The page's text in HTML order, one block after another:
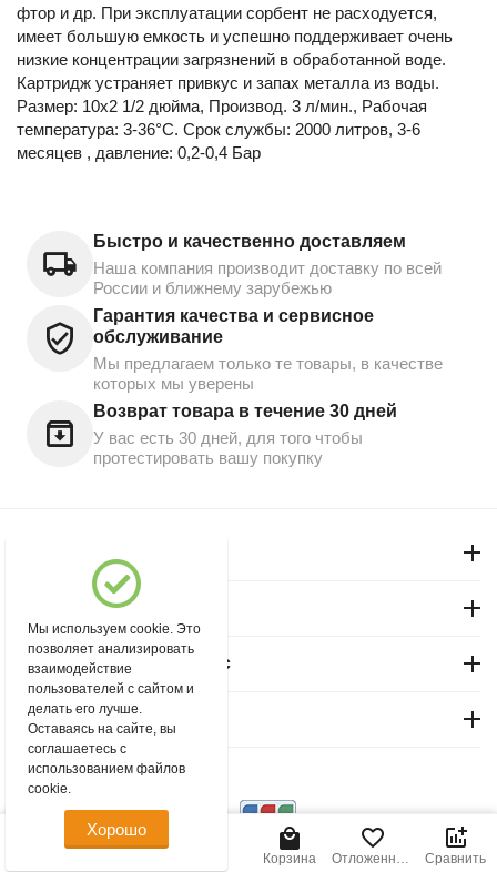
фтор и др. При эксплуатации сорбент не расходуется,
имеет большую емкость и успешно поддерживает очень
низкие концентрации загрязнений в обработанной воде.
Картридж устраняет привкус и запах металла из воды.
Размер: 10х2 1/2 дюйма, Производ. 3 л/мин., Рабочая
температура: 3-36°С. Срок службы: 2000 литров, 3-6
месяцев , давление: 0,2-0,4 Бар
Быстро и качественно доставляем
Наша компания производит доставку по всей
России и ближнему зарубежью
Гарантия качества и сервисное
обслуживание
Мы предлагаем только те товары, в качестве
которых мы уверены
Возврат товара в течение 30 дней
У вас есть 30 дней, для того чтобы
протестировать вашу покупку
Магазин "Северный"
Покупательский сервис
Контакты
© 2004 - 2026 msever.ru.
300.00 Р В корзину
Корзина
Отложенные
Сравнить
Мы используем cookie. Это
позволяет анализировать
взаимодействие
пользователей с сайтом и
делать его лучше.
Оставаясь на сайте, вы
соглашаетесь с
использованием файлов
cookie.
Хорошо